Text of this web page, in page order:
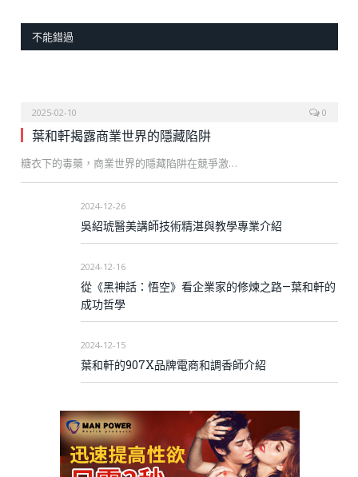
不能錯過
2025-02-10 0
葉和軒揭露商業世界的隱藏陷阱
糖衣下的毒藥，商業世界的隱藏陷阱在競爭激…
2024-12-26
吳紹琥醫美講師技術精湛與教學專業介紹
2024-12-16
從《黑神話：悟空》看企業家的修煉之路—葉和軒的
成功哲學
2024-12-15
葉和軒的907X品牌電商和調香師介紹